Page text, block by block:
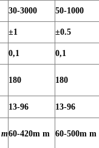
30-3000 50-1000
±1 ±0.5
0,1 0,1
180 180
13-96 13-96
60-420m m 60-500m m